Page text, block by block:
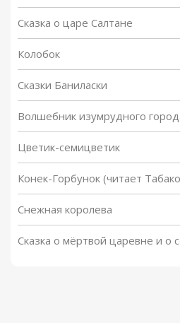
Сказка о царе Салтане
Колобок
Сказки Баниласки
Волшебник изумрудного
Цветик-семицветик
Конек-Горбунок (читает
Снежная королева
Сказка о мёртвой царевне и о